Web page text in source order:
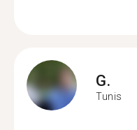
G.
Tunis